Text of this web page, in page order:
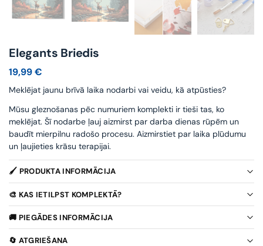
Elegants Briedis
19,99€
Meklējat jaunu brīvā laika nodarbi vai veidu, kā atpūsties?
Mūsu gleznošanas pēc numuriem komplekti ir tieši tas, ko
meklējat. Šī nodarbe ļauj aizmirst par darba dienas rūpēm un
baudīt mierpilnu radošo procesu. Aizmirstiet par laika plūdumu
un ļaujieties krāsu terapijai.
🖌️ PRODUKTA INFORMĀCIJA
🎨 KAS IETILPST KOMPLEKTĀ?
🚚 PIEGĀDES INFORMĀCIJA
🔄 ATGRIEŠANA